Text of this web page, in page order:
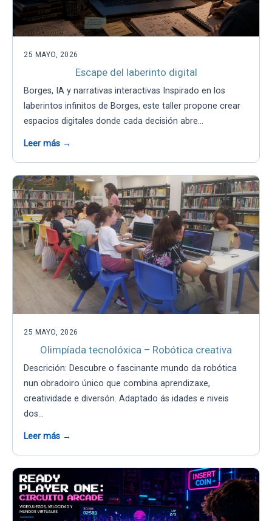
25 MAYO, 2026
Escape del laberinto digital
Borges, IA y narrativas interactivas Inspirado en los
laberintos infinitos de Borges, este taller propone crear
espacios digitales donde cada decisión abre…
Leer más →
25 MAYO, 2026
Olimpíada tecnolóxica – Robótica creativa
Descrición: Descubre o fascinante mundo da robótica
nun obradoiro único que combina aprendizaxe,
creatividade e diversón. Adaptado ás idades e niveis
dos…
Leer más →